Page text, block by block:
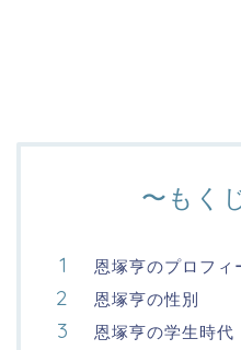
〜もく
恩塚亨のプロフィ
恩塚亨の性別
恩塚亨の学生時代